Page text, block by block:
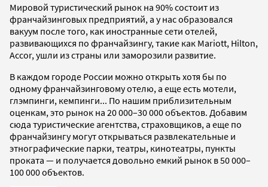
Мировой туристический рынок на 90% состоит из
франчайзинговых предприятий, а у нас образовался
вакуум после того, как иностранные сети отелей,
развивающихся по франчайзингу, такие как Mariott, Hilton,
Accor, ушли из страны или заморозили развитие.
В каждом городе России можно открыть хотя бы по
одному франчайзинговому отелю, а еще есть мотели,
глэмпинги, кемпинги... По нашим приблизительным
оценкам, это рынок на 20 000–30 000 объектов. Добавим
сюда туристические агентства, страховщиков, а еще по
франчайзингу могут открываться развлекательные и
этнографические парки, театры, кинотеатры, пункты
проката — и получается довольно емкий рынок в 50 000–
100 000 объектов.